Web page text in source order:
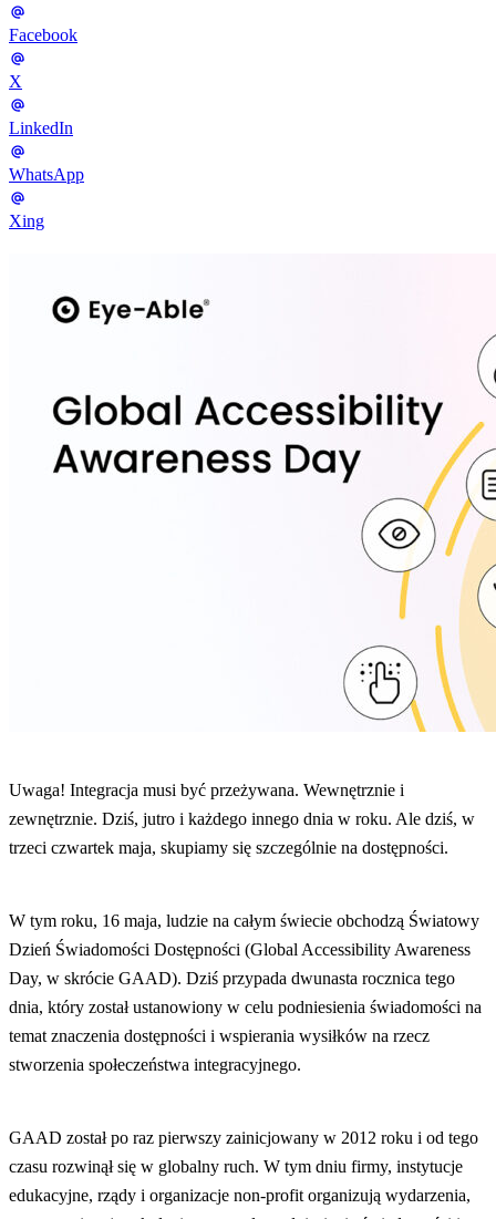
Facebook
X
LinkedIn
WhatsApp
Xing
Uwaga! Integracja musi być przeżywana. Wewnętrznie i
zewnętrznie. Dziś, jutro i każdego innego dnia w roku. Ale dziś, w
trzeci czwartek maja, skupiamy się szczególnie na dostępności.
W tym roku, 16 maja, ludzie na całym świecie obchodzą Światowy
Dzień Świadomości Dostępności (Global Accessibility Awareness
Day, w skrócie GAAD). Dziś przypada dwunasta rocznica tego
dnia, który został ustanowiony w celu podniesienia świadomości na
temat znaczenia dostępności i wspierania wysiłków na rzecz
stworzenia społeczeństwa integracyjnego.
GAAD został po raz pierwszy zainicjowany w 2012 roku i od tego
czasu rozwinął się w globalny ruch. W tym dniu firmy, instytucje
edukacyjne, rządy i organizacje non-profit organizują wydarzenia,